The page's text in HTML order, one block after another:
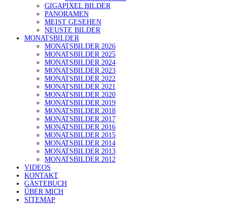
GIGAPIXEL BILDER
PANORAMEN
MEIST GESEHEN
NEUSTE BILDER
MONATSBILDER
MONATSBILDER 2026
MONATSBILDER 2025
MONATSBILDER 2024
MONATSBILDER 2023
MONATSBILDER 2022
MONATSBILDER 2021
MONATSBILDER 2020
MONATSBILDER 2019
MONATSBILDER 2018
MONATSBILDER 2017
MONATSBILDER 2016
MONATSBILDER 2015
MONATSBILDER 2014
MONATSBILDER 2013
MONATSBILDER 2012
VIDEOS
KONTAKT
GÄSTEBUCH
ÜBER MICH
SITEMAP